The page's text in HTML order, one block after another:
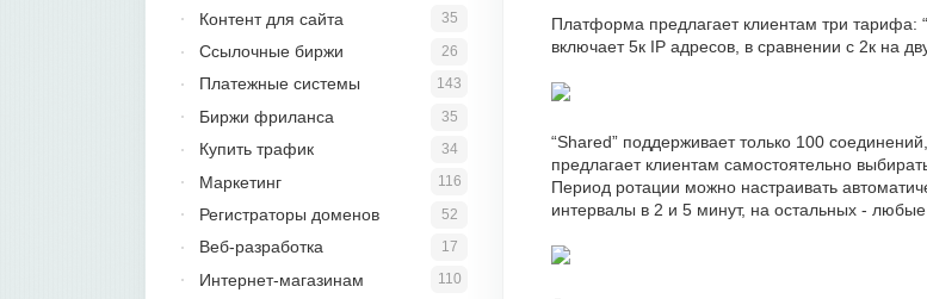
Платформа предлагает клиентам три тарифа:
включает 5к IP адресов, в сравнении с 2к на
“Shared” поддерживает только 100
предлагает клиентам самостоятельно
Период ротации можно настраивать
интервалы в 2 и 5 минут, на остальных -
35
Контент для сайта
26
Ссылочные биржи
143
Платежные системы
35
Биржи фриланса
34
Купить трафик
116
Маркетинг
52
Регистраторы доменов
17
Веб-разработка
110
Интернет-магазинам